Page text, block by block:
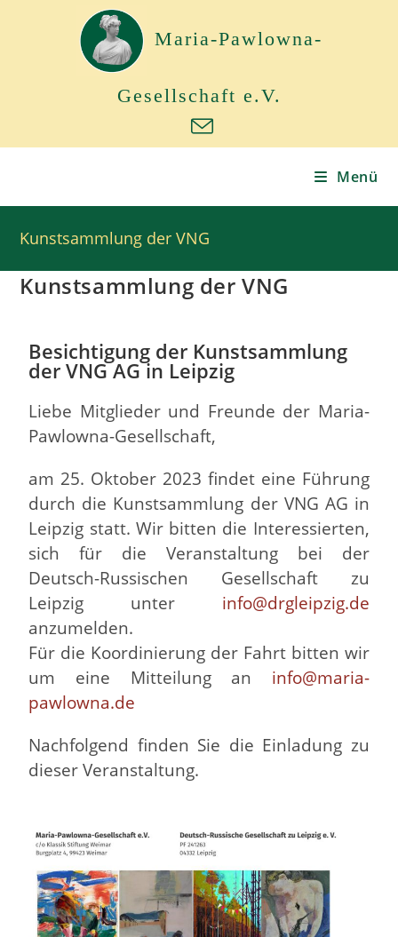
Maria-Pawlowna-
Gesellschaft e.V.
Menü
Kunstsammlung der VNG
Kunstsammlung der VNG
Besichtigung der Kunstsammlung
der VNG AG in Leipzig
Liebe Mitglieder und Freunde der Maria-
Pawlowna-Gesellschaft,
am 25. Oktober 2023 findet eine Führung
durch die Kunstsammlung der VNG AG in
Leipzig statt. Wir bitten die Interessierten,
sich für die Veranstaltung bei der
Deutsch-Russischen Gesellschaft zu
Leipzig unter info@drgleipzig.de
anzumelden.
Für die Koordinierung der Fahrt bitten wir
um eine Mitteilung an info@maria-
pawlowna.de
Nachfolgend finden Sie die Einladung zu
dieser Veranstaltung.